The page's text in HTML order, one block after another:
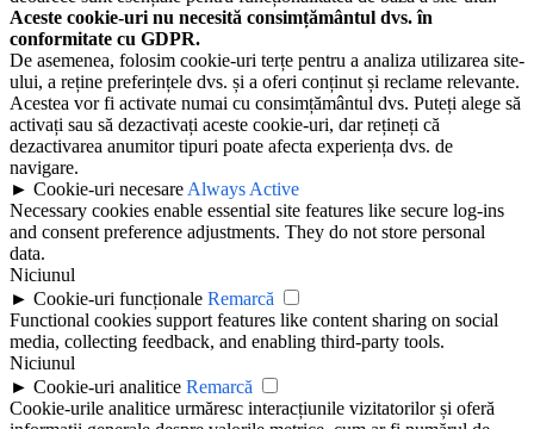
Aceste cookie-uri nu necesită consimțământul dvs. în
conformitate cu GDPR.
De asemenea, folosim cookie-uri terțe pentru a analiza utilizarea site-
ului, a reține preferințele dvs. și a oferi conținut și reclame relevante.
Acestea vor fi activate numai cu consimțământul dvs. Puteți alege să
activați sau să dezactivați aceste cookie-uri, dar rețineți că
dezactivarea anumitor tipuri poate afecta experiența dvs. de
navigare.
► Cookie-uri necesare Always Active
Necessary cookies enable essential site features like secure log-ins
and consent preference adjustments. They do not store personal
data.
Niciunul
► Cookie-uri funcționale Remarcă
Functional cookies support features like content sharing on social
media, collecting feedback, and enabling third-party tools.
Niciunul
► Cookie-uri analitice Remarcă
Cookie-urile analitice urmăresc interacțiunile vizitatorilor și oferă